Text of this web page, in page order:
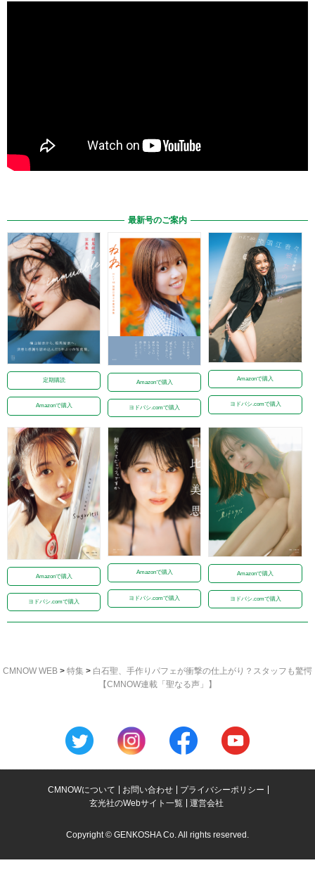
最新号のご案内
定期購読
Amazonで購入
Amazonで購入
ヨドバシ.comで購入
Amazonで購入
ヨドバシ.comで購入
Amazonで購入
ヨドバシ.comで購入
Amazonで購入
ヨドバシ.comで購入
Amazonで購入
ヨドバシ.comで購入
CMNOW WEB > 特集 > 白石聖、手作りパフェが衝撃の仕上がり？スタッフも驚愕
【CMNOW連載「聖なる声」】
CMNOWについて お問い合わせ
プライバシーポリシー
玄光社のWebサイト一覧
運営会社
Copyright © GENKOSHA Co. All rights reserved.